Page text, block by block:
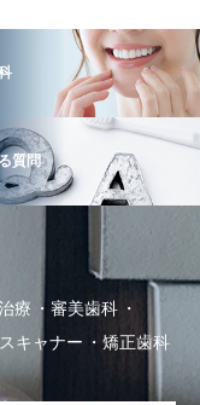
質問
療
審美歯科
キャナー 矯正歯科